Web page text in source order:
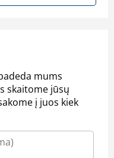
mums
skaitome jūsų
į juos kiek